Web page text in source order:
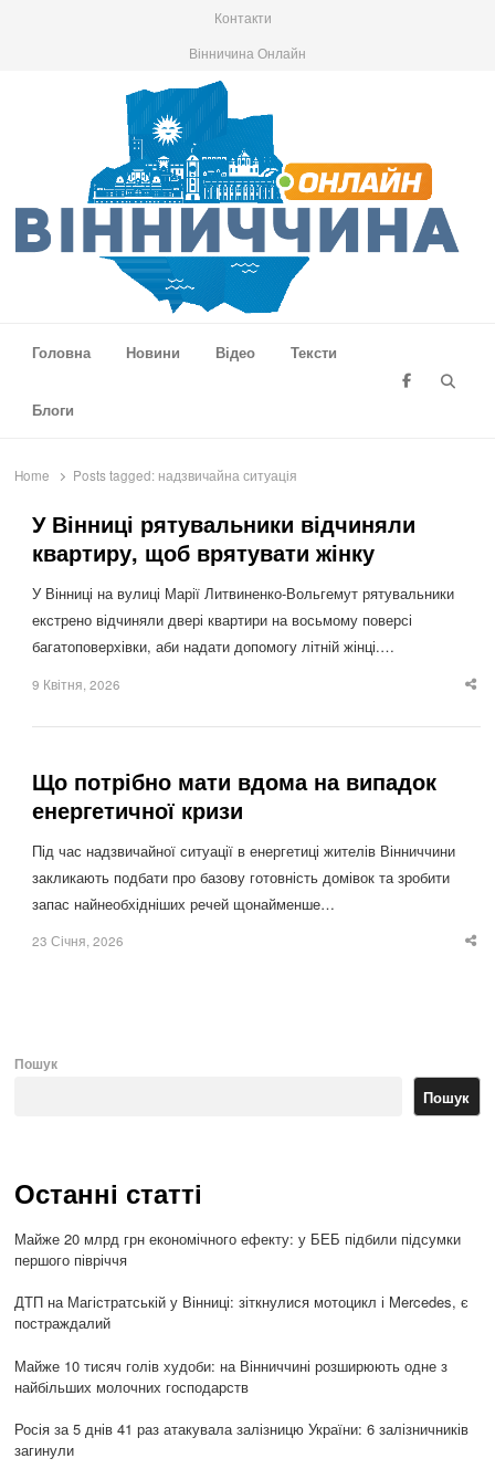
Контакти
Вінничина Онлайн
Головна
Новини Відео Тексти
Блоги
Home Posts tagged: надзвичайна ситуація
У Вінниці рятувальники відчиняли
квартиру, щоб врятувати жінку
У Вінниці на вулиці Марії Литвиненко-Вольгемут рятувальники
екстрено відчиняли двері квартири на восьмому поверсі
багатоповерхівки, аби надати допомогу літній жінці.…
9 Квітня, 2026
Що потрібно мати вдома на випадок
енергетичної кризи
Під час надзвичайної ситуації в енергетиці жителів Вінниччини
закликають подбати про базову готовність домівок та зробити
запас найнеобхідніших речей щонайменше…
23 Січня, 2026
Пошук
Пошук
Останні статті
Майже 20 млрд грн економічного ефекту: у БЕБ підбили підсумки
першого півріччя
ДТП на Магістратській у Вінниці: зіткнулися мотоцикл і Mercedes, є
постраждалий
Майже 10 тисяч голів худоби: на Вінниччині розширюють одне з
найбільших молочних господарств
Росія за 5 днів 41 раз атакувала залізницю України: 6 залізничників
загинули